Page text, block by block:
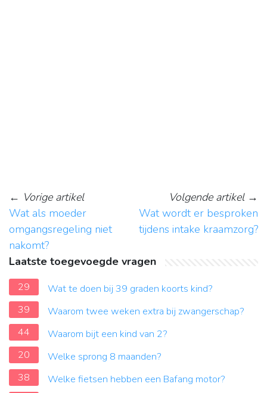
← Vorige artikel
Wat als moeder
omgangsregeling niet
nakomt?
Volgende artikel→
Wat wordt er besproken
tijdens intake kraamzorg?
Laatste toegevoegde vragen
29
Wat te doen bij 39 graden koorts kind?
39
Waarom twee weken extra bij zwangerschap?
44
Waarom bijt een kind van 2?
20
Welke sprong 8 maanden?
38
Welke fietsen hebben een Bafang motor?